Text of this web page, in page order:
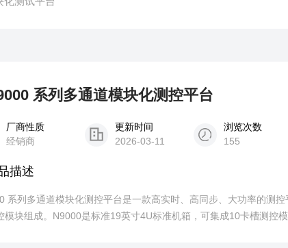
系列多通道模块化测控平台
厂商性质
经销商
更新时间
2026-03-11
浏览次数
155
描述
系列多通道模块化测控平台是一款高实时、高同步、大功率的测
模块组成。N9000是标准19英寸4U标准机箱，可集成10卡槽测控